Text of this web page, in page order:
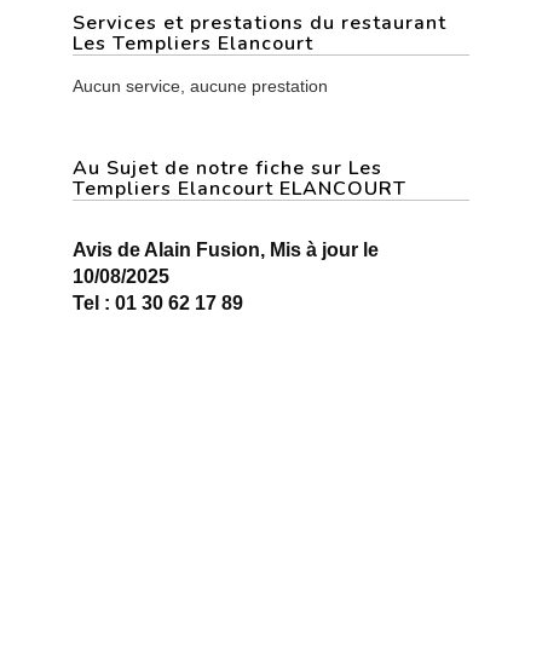
Services et prestations du restaurant
Les Templiers Elancourt
Aucun service, aucune prestation
Au Sujet de notre fiche sur Les
Templiers Elancourt ELANCOURT
Avis de Alain Fusion, Mis à jour le
10/08/2025
Tel : 01 30 62 17 89